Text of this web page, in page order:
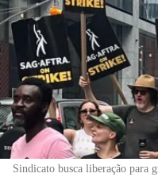
Sindicato busca liberação para